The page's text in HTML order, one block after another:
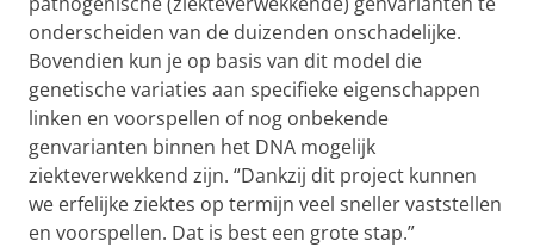
onderscheiden van de duizenden onschadelijke.
Bovendien kun je op basis van dit model die
genetische variaties aan specifieke eigenschappen
linken en voorspellen of nog onbekende
genvarianten binnen het DNA mogelijk
ziekteverwekkend zijn. “Dankzij dit project kunnen
we erfelijke ziektes op termijn veel sneller vaststellen
en voorspellen. Dat is best een grote stap.”